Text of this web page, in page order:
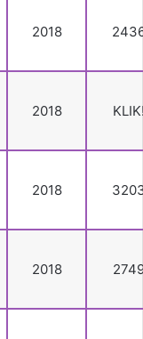
2018
2018
2018
2018